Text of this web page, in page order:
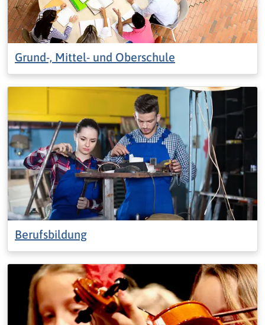
Grund-, Mittel- und Oberschule
Berufsbildung